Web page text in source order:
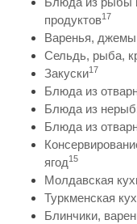
продуктов17
Варенья,
Сельдь, рыба,
Закуски17
Блюда из
Блюда из
Блюда из
ягод15
Молдавская
Туркменская
Блинчики,